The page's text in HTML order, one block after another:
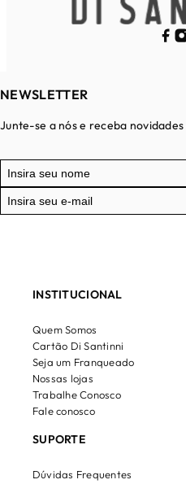
NEWSLETTER
Junte-se a nós e receba
INSTITUCIONAL
Quem Somos
Cartão Di Santinni
Seja um Franqueado
Nossas lojas
Trabalhe Conosco
Fale conosco
SUPORTE
Dúvidas Frequentes